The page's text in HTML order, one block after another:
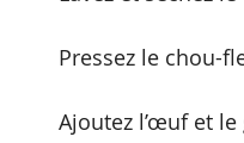
Pressez le chou-
Ajoutez l’œuf et